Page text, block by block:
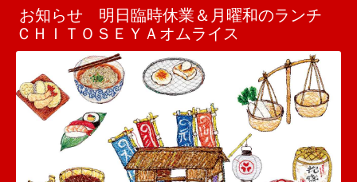
お知らせ 明日臨時休業＆月曜和のランチ
ＣＨＩＴＯＳＥＹＡオムライス